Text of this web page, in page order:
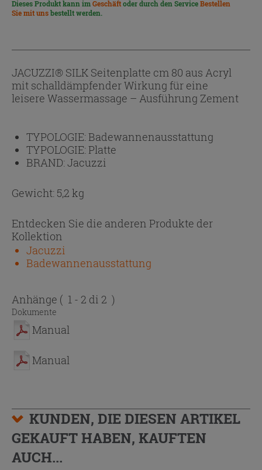
Dieses Produkt kann imGeschäftoder durch den ServiceBestellen
Sie mit unsbestellt werden.
JACUZZI® SILK Seitenplatte cm 80 aus Acryl
mit schalldämpfender Wirkung für eine
leisere Wassermassage – Ausführung Zement
TYPOLOGIE:Badewannenausstattung
TYPOLOGIE:Platte
BRAND:Jacuzzi
Gewicht: 5,2 kg
Entdecken Sie die anderen Produkte der
Kollektion
Jacuzzi
Badewannenausstattung
Anhänge ( 1 - 2 di 2 )
Dokumente
Manual
Manual
KUNDEN, DIE DIESEN ARTIKEL
GEKAUFT HABEN, KAUFTEN
AUCH...